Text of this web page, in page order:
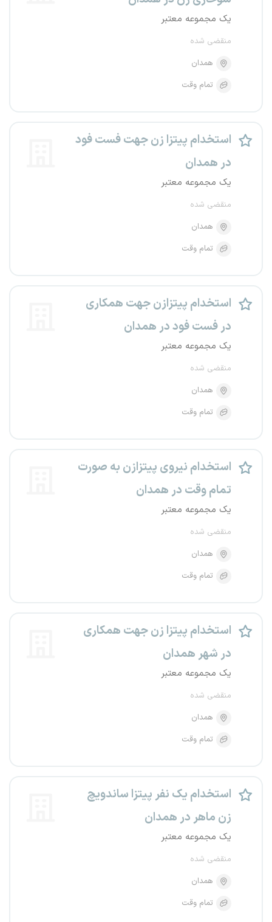
یک مجموعه معتبر
منقضی شده
همدان
تمام وقت
استخدام پیتزا زن جهت فست فود
در همدان
یک مجموعه معتبر
منقضی شده
همدان
تمام وقت
استخدام پیتزازن جهت همکاری
در فست فود در همدان
یک مجموعه معتبر
منقضی شده
همدان
تمام وقت
استخدام نیروی پیتزازن به صورت
تمام وقت در همدان
یک مجموعه معتبر
منقضی شده
همدان
تمام وقت
استخدام پیتزا زن جهت همکاری
در شهر همدان
یک مجموعه معتبر
منقضی شده
همدان
تمام وقت
استخدام یک نفر پیتزا ساندویچ
زن ماهر در همدان
یک مجموعه معتبر
منقضی شده
همدان
تمام وقت